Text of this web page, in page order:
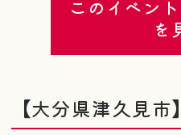
このイベン
を
【大分県津久見